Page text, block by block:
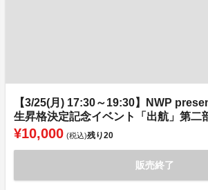
【3/25(月) 17:30～19:30】NWP
生昇格決定記念イベント「出航」第二
¥10,000 (税込)残り20
販売終了